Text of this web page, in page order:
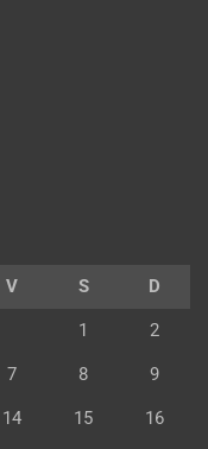
V S D
1 2
7 8 9
14 15 16